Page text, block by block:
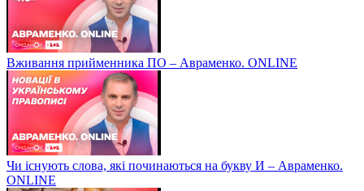
Вживання прийменника ПО – Авраменко. ONLINE
Чи існують слова, які починаються на букву И – Авраменко.
ONLINE